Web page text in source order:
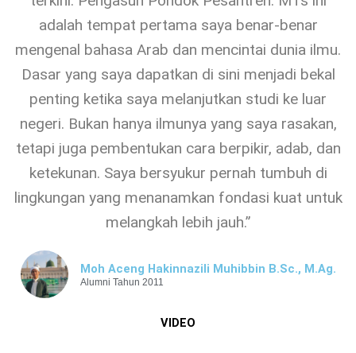
adalah tempat pertama saya benar-benar
mengenal bahasa Arab dan mencintai dunia ilmu.
Dasar yang saya dapatkan di sini menjadi bekal
penting ketika saya melanjutkan studi ke luar
negeri. Bukan hanya ilmunya yang saya rasakan,
tetapi juga pembentukan cara berpikir, adab, dan
ketekunan. Saya bersyukur pernah tumbuh di
lingkungan yang menanamkan fondasi kuat untuk
melangkah lebih jauh.”
Moh Aceng Hakinnazili Muhibbin B.Sc., M.Ag.
Alumni Tahun 2011
VIDEO